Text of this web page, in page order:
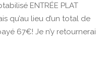
ENTRÉE PLAT
qu’au lieu d’un total de
67€! Je n’y retournerai